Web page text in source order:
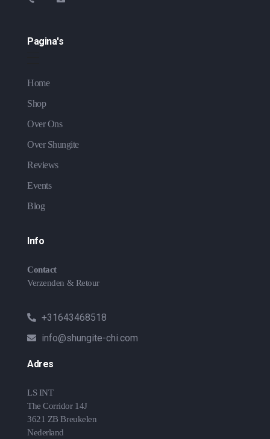
Pagina's
Home
Shop
Over Ons
Over Shungite
Reviews
Events
Blog
Info
Contact
Verzenden & Retour
+31643468518
info@shungite-chi.com
Adres
LS INT
The Corridor 14J
3621 ZB Breukelen
Nederland